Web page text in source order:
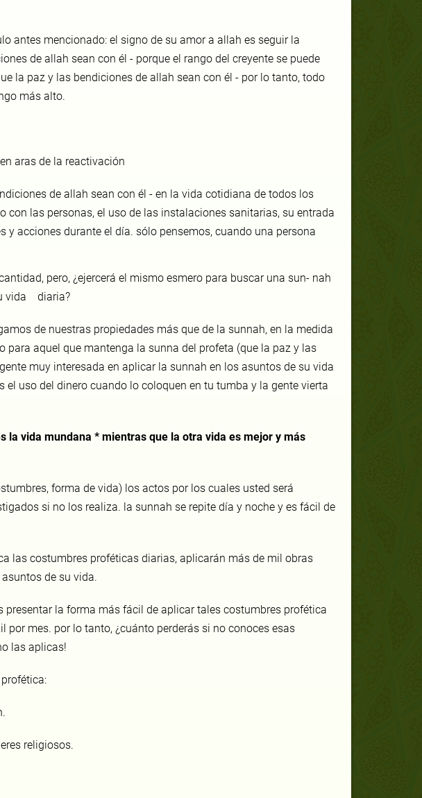
antes mencionado: el signo de su amor a allah es seguir la
de allah sean con él - porque el rango del creyente se puede
la paz y las bendiciones de allah sean con él - por lo tanto, todo
más alto.
aras de la reactivación
de allah sean con él - en la vida cotidiana de todos los
con las personas, el uso de las instalaciones sanitarias, su entrada
acciones durante el día. sólo pensemos, cuando una persona
pero, ¿ejercerá el mismo esmero para buscar una sun- nah
vida diaria?
de nuestras propiedades más que de la sunnah, en la medida
para aquel que mantenga la sunna del profeta (que la paz y las
muy interesada en aplicar la sunnah en los asuntos de su vida
el uso del dinero cuando lo coloquen en tu tumba y la gente vierta
la vida mundana * mientras que la otra vida es mejor y más
forma de vida) los actos por los cuales usted será
si no los realiza. la sunnah se repite día y noche y es fácil de
las costumbres proféticas diarias, aplicarán más de mil obras
de su vida.
la forma más fácil de aplicar tales costumbres profética
mes. por lo tanto, ¿cuánto perderás si no conoces esas
las aplicas!
religiosos.